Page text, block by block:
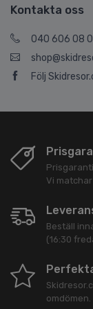
Kontakta oss
040 606 08
Följ
Vi
Beställ
(16:30
omdömen.